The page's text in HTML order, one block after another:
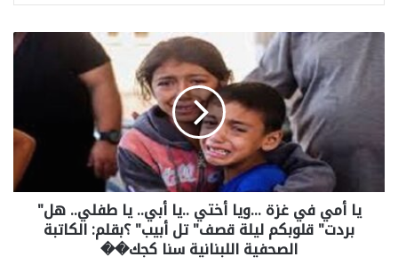
يا أمي في غزة …ويا أختي ..يا أبي.. يا طفلي.. هل"
بردت" قلوبكم ليلة قصف" تل أبيب" ؟بقلم: الكاتبة
الصحفية اللبنانية سنا كجك��